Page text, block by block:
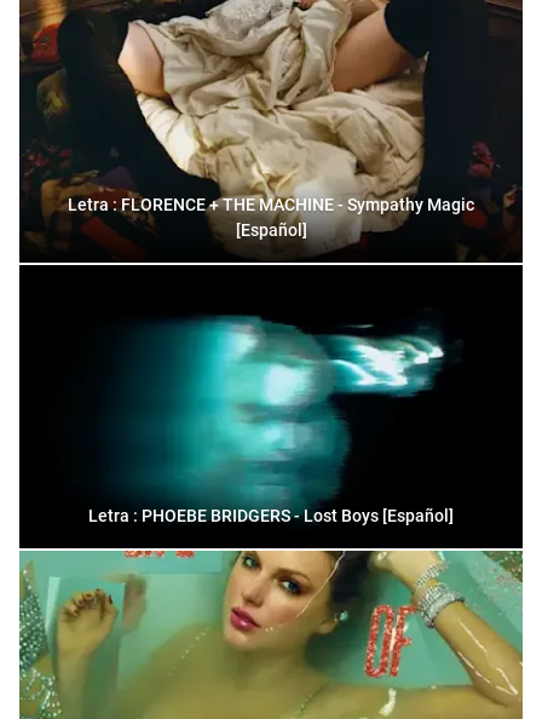
Letra : FLORENCE + THE MACHINE - Sympathy Magic
[Español]
Letra : PHOEBE BRIDGERS - Lost Boys [Español]